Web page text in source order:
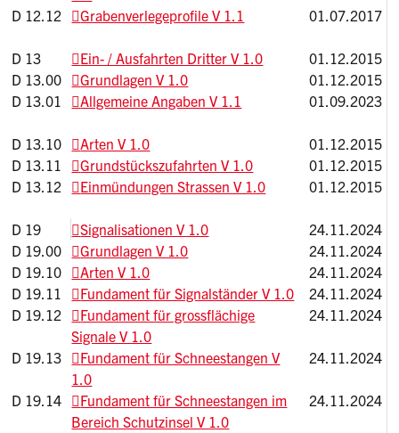
D 12.12 Grabenverlegeprofile V 1.1 01.07.2017
D 13 Ein- / Ausfahrten Dritter V 1.0
01.12.2015
D 13.00
Grundlagen V 1.0
01.12.2015
D 13.01
Allgemeine Angaben V 1.1 01.09.2023
D 13.10 Arten V 1.0
01.12.2015
D 13.11
Grundstückszufahrten V 1.0
01.12.2015
D 13.12
Einmündungen Strassen V 1.0 01.12.2015
D 19 Signalisationen V 1.0
24.11.2024
D 19.00
Grundlagen V 1.0
24.11.2024
D 19.10
Arten V 1.0
24.11.2024
D 19.11
Fundament für Signalständer V 1.0
24.11.2024
D 19.12
Fundament für grossflächige
Signale V 1.0
24.11.2024
D 19.13
Fundament für Schneestangen V
1.0
24.11.2024
D 19.14
Fundament für Schneestangen im
Bereich Schutzinsel V 1.0
24.11.2024